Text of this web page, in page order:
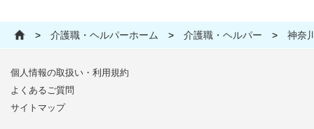
> 介護職・ヘルパーホーム > 介護職・ヘルパー > 神奈
個人情報の取扱い・利用規約
よくあるご質問
サイトマップ